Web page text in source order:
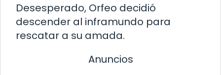
Desesperado, Orfeo decidió
descender al inframundo para
rescatar a su amada.
Anuncios